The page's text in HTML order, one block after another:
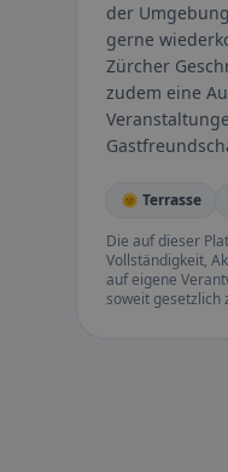
der
gerne
Zürcher
zudem eine
🌞 Terrasse
Die auf dieser
Vollständigkeit,
auf eigene
soweit gesetzlich